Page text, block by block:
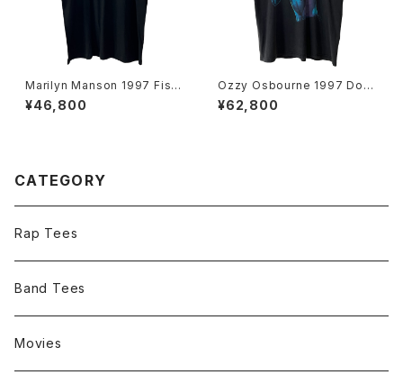
Marilyn Manson 1997 Fish
Logo Band Tee
¥46,800
Ozzy Osbourne 1997 Dov
e's Revenge Band Tee
¥62,800
CATEGORY
Rap Tees
Band Tees
Movies